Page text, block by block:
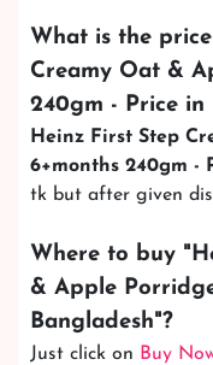
What is the
Creamy Oat &
240gm - Price in
Heinz First Step
6+months 240gm -
tk but after given
Where to buy "
& Apple
Bangladesh"?
Just click on Buy